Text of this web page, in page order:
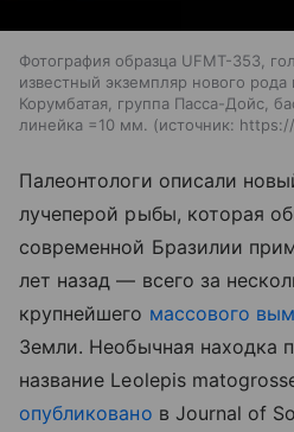
Фотография образца UFMT-353,
известный экземпляр нового
Корумбатая, группа Пасса-Дойс,
линейка =10 мм.
источник:
Палеонтологи описали
лучеперой рыбы, которая
современной Бразилии
лет назад — всего за
крупнейшего массового
Земли. Необычная находка
название Leolepis
опубликовано в Journal of